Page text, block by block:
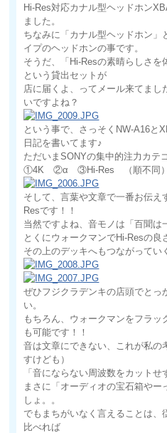
Hi-Res対応カナル型ヘッドホン
ました。
ちなみに「カナル型ヘッドホン」
イプのヘッドホンの事です。
そうだ、「Hi-Resの素晴らしさを
という貸出セットが
店に届くよ、ってメール来てま
いですよね？
という事で、さっそくNW-A16と
日記を書いてます♪
ただいまSONYの集中的注力カテ
①4K ②α ③Hi-Res （順不同）
そして、言葉や文章で一番お伝え
Resです！！
当然ですよね、音モノは「百聞
とくにウォークマンでHi-Resの良
その上のデッキへもつながってい
ぜひフジクラデンキの店頭でとっ
い。
もちろん、ウォークマンをフラッ
も可能です！！
音は文章にできない、これが私の
すけども）
「音にならない周波数をカットせ
まさに「オーディオの宝石箱や
しょ。。
でもまちがいなく言えることは、
比べれば